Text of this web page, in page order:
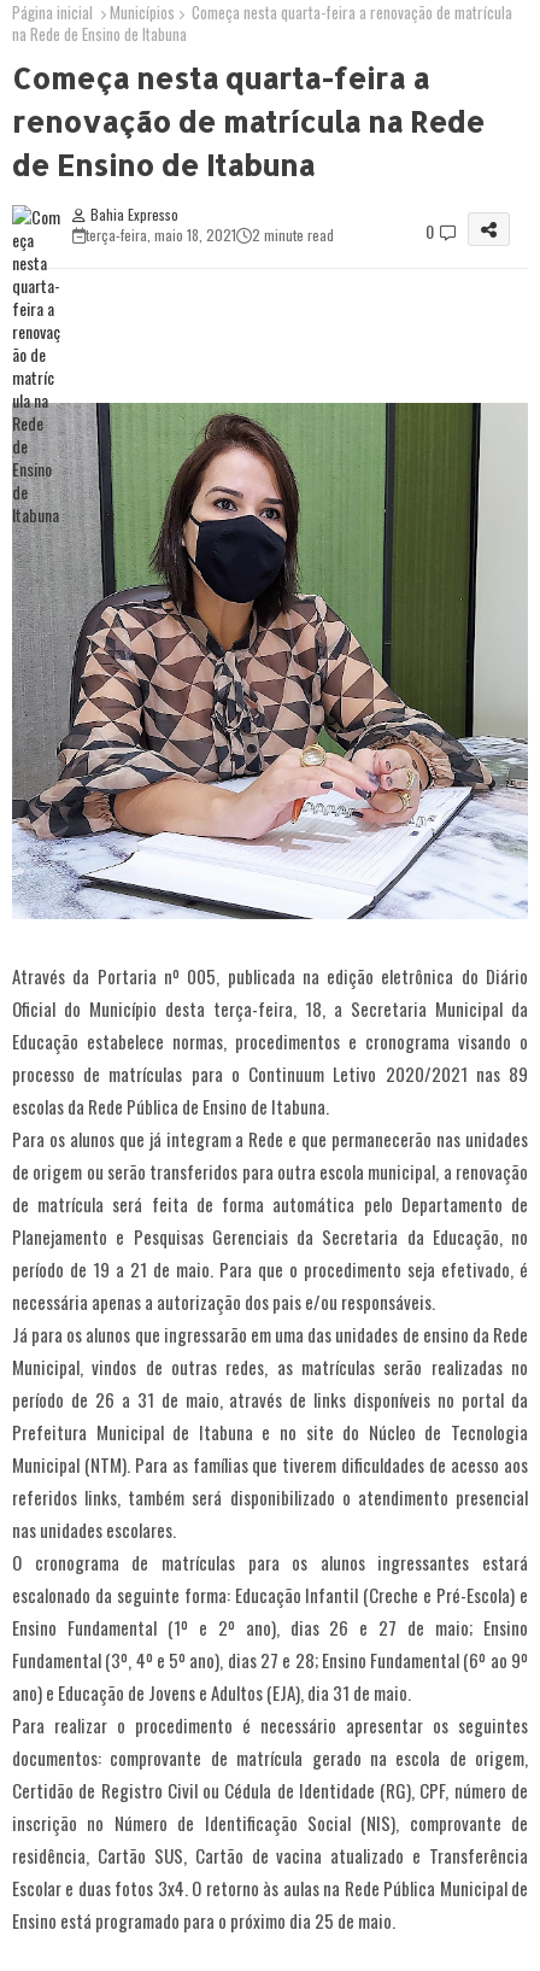
Página inicial Municípios
Começa nesta quarta-feira a renovação de matrícula
na Rede de Ensino de Itabuna
Começa nesta quarta-feira a
renovação de matrícula na Rede
de Ensino de Itabuna
Bahia Expresso
terça-feira, maio 18, 2021
2 minute read 0
Através da Portaria nº 005, publicada na edição eletrônica do Diário
Oficial do Município desta terça-feira, 18, a Secretaria Municipal da
Educação estabelece normas, procedimentos e cronograma visando o
processo de matrículas para o Continuum Letivo 2020/2021 nas 89
escolas da Rede Pública de Ensino de Itabuna.
Para os alunos que já integram a Rede e que permanecerão nas unidades
de origem ou serão transferidos para outra escola municipal, a renovação
de matrícula será feita de forma automática pelo Departamento de
Planejamento e Pesquisas Gerenciais da Secretaria da Educação, no
período de 19 a 21 de maio. Para que o procedimento seja efetivado, é
necessária apenas a autorização dos pais e/ou responsáveis.
Já para os alunos que ingressarão em uma das unidades de ensino da Rede
Municipal, vindos de outras redes, as matrículas serão realizadas no
período de 26 a 31 de maio, através de links disponíveis no portal da
Prefeitura Municipal de Itabuna e no site do Núcleo de Tecnologia
Municipal (NTM). Para as famílias que tiverem dificuldades de acesso aos
referidos links, também será disponibilizado o atendimento presencial
nas unidades escolares.
O cronograma de matrículas para os alunos ingressantes estará
escalonado da seguinte forma: Educação Infantil (Creche e Pré-Escola) e
Ensino Fundamental (1º e 2º ano), dias 26 e 27 de maio; Ensino
Fundamental (3º, 4º e 5º ano), dias 27 e 28; Ensino Fundamental (6º ao 9º
ano) e Educação de Jovens e Adultos (EJA), dia 31 de maio.
Para realizar o procedimento é necessário apresentar os seguintes
documentos: comprovante de matrícula gerado na escola de origem,
Certidão de Registro Civil ou Cédula de Identidade (RG), CPF, número de
inscrição no Número de Identificação Social (NIS), comprovante de
residência, Cartão SUS, Cartão de vacina atualizado e Transferência
Escolar e duas fotos 3x4. O retorno às aulas na Rede Pública Municipal de
Ensino está programado para o próximo dia 25 de maio.